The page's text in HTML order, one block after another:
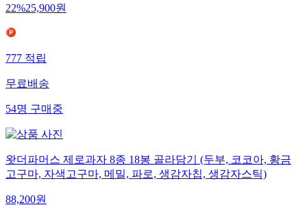
22%25,900원
777 적립
무료배송
54명 구매중
왓더파머스 제로과자 8종 18봉 골라담기 (두부, 코코아, 황금
고구마, 자색고구마, 메밀, 파로, 생감자칩, 생감자스틱)
88,200원